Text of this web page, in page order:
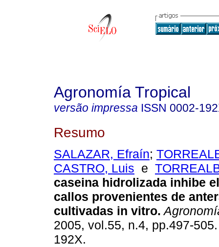
Agronomía Tropical
versão impressa ISSN 0002-
Resumo
SALAZAR, Efraín;
CASTRO, Luis e
caseina hidrolizada inhibe
callos provenientes de
cultivadas in vitro.
2005, vol.55, n.4, pp.497-
192X.